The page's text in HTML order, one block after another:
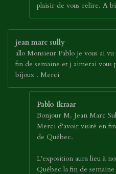
plaisir de vous relire. A
jean marc sully
allo Monsieur Pablo je vous ai
fin de semaine et j aimerai vous
bijoux . Merci
Pablo Ikraar
Bonjour M. Jean Marc
Merci d'avoir visité en
de Québec.
L'exposition aura lieu à
Québec la fin de